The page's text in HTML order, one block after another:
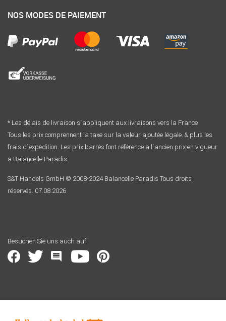
NOS MODES DE PAIEMENT
* Les délais de livraison s´appliquent aux livraisons vers la France
Tous les prix comprennent la taxe sur la valeur ajoutée légale. & plus les
frais d´expédition. Les prix barrés font référence à l´ancien prix en vigueur
à Balancelle Paradis
S&T Handels GmbH © 2008-2024 Balancelle Paradis Tous droits
réservés. 07.08.2026
Besuchen Sie uns auch auf